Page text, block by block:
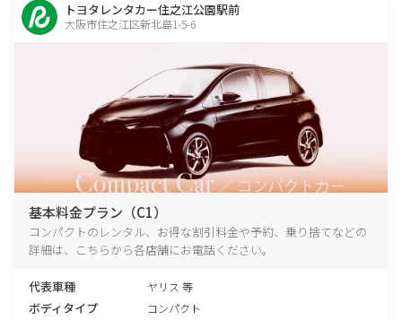
トヨタレンタカー住之江公園駅前
大阪市住之江区新北島1-5-6
基本料金プラン（C1）
コンパクトのレンタル、お得な割引料金や予約、乗り捨てなどの
詳細は、こちらから各店舗にお電話ください。
代表車種 ヤリス 等
ボディタイプ コンパクト